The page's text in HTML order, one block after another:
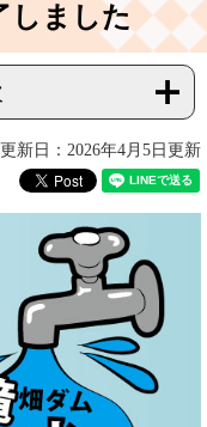
ました
更新日：2026年4月5日更新